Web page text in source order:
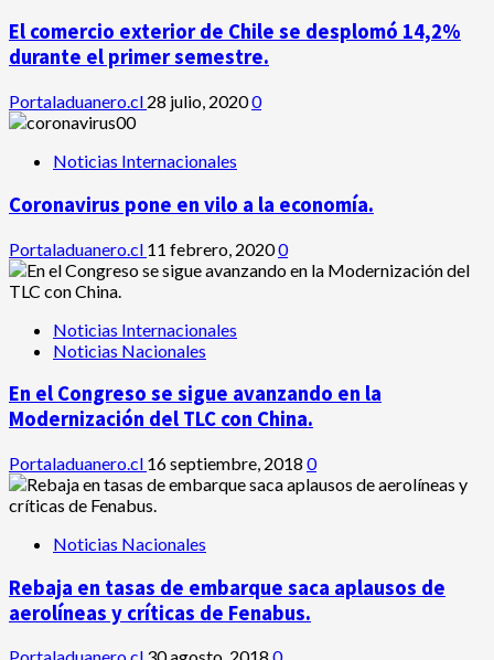
El comercio exterior de Chile se desplomó 14,2%
durante el primer semestre.
Portaladuanero.cl 28 julio, 20200
Noticias Internacionales
Coronavirus pone en vilo a la economía.
Portaladuanero.cl 11 febrero, 20200
Noticias Internacionales
Noticias Nacionales
En el Congreso se sigue avanzando en la
Modernización del TLC con China.
Portaladuanero.cl 16 septiembre, 2018 0
Noticias Nacionales
Rebaja en tasas de embarque saca aplausos de
aerolíneas y críticas de Fenabus.